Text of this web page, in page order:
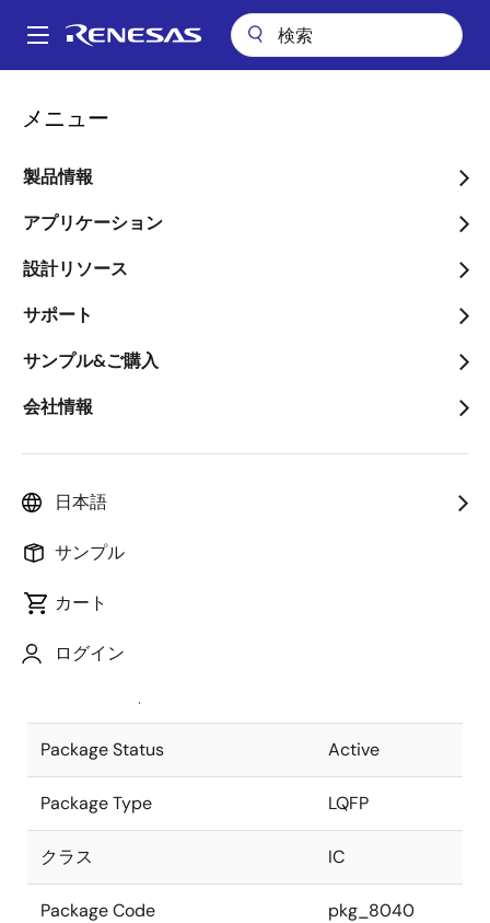
ン
Main
メニュー
製品情報
アプリケーション
設計リソース
サポート
サンプル&ご購入
会社情報
日本語
サンプル
カート
ログイン
パ
ン
く
ず
Name used to describe Renesas
D
Package code maintained as part of
JEITA Standard
The JEITA standard to which the
Package Status Active
Package Type LQFP
クラス IC
Package Code pkg_8040